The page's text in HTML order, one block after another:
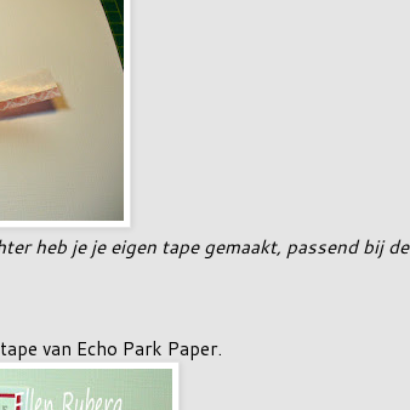
heb je je eigen tape gemaakt, passend bij de
van Echo Park Paper.